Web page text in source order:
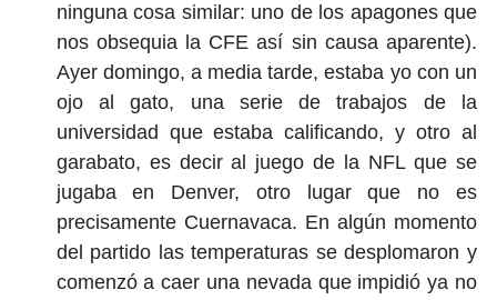
ninguna cosa similar: uno de los apagones que
nos obsequia la CFE así sin causa aparente).
Ayer domingo, a media tarde, estaba yo con un
ojo al gato, una serie de trabajos de la
universidad que estaba calificando, y otro al
garabato, es decir al juego de la NFL que se
jugaba en Denver, otro lugar que no es
precisamente Cuernavaca. En algún momento
del partido las temperaturas se desplomaron y
comenzó a caer una nevada que impidió ya no